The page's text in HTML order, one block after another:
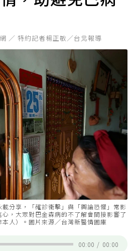
／ 特約記者楊正敏／台北報導
分享，「確診衝擊」與「輿論恐懼」常影
，大眾對巴金森病的不了解會間接影響了
人）。圖片來源／台灣新醫情圖庫
00:00 / 00:00